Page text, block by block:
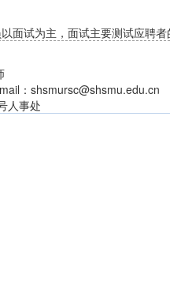
面试为主，面试主要测试应聘
：shsmursc@shsmu.edu.cn
人事处